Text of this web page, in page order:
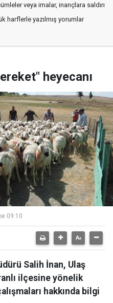
veya imalar, inançlara saldırı
harflerle yazılmış yorumlar
heyecanı
09:10
Salih İnan, Ulaş
ilçesine yönelik
hakkında bilgi